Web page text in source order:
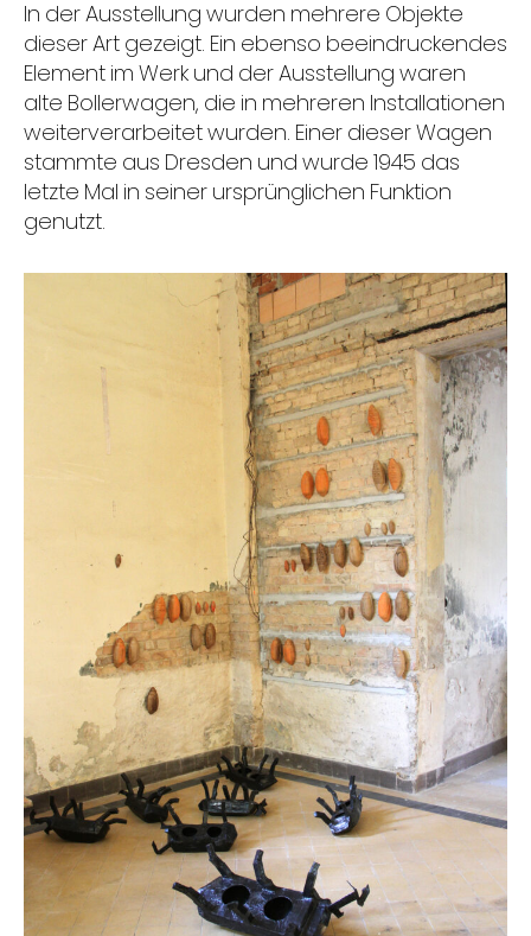
In der Ausstellung wurden mehrere Objekte
dieser Art gezeigt. Ein ebenso beeindruckendes
Element im Werk und der Ausstellung waren
alte Bollerwagen, die in mehreren Installationen
weiterverarbeitet wurden. Einer dieser Wagen
stammte aus Dresden und wurde 1945 das
letzte Mal in seiner ursprünglichen Funktion
genutzt.